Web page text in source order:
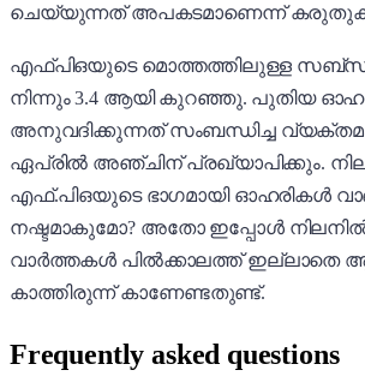
ചെയ്യുന്നത് അപകടമാണെന്ന്
എഫ്‌പിഒയുടെ മൊത്തത്തിലുള്ള
നിന്നും 3.4 ആയി കുറഞ്ഞു. പുതിയ
അനുവദിക്കുന്നത് സംബന്ധിച്ച
ഏപ്രിൽ അഞ്ചിന് പ്രഖ്യാപിക്കും.
എഫ്.പിഒയുടെ ഭാഗമായി ഓഹരികൾ
നഷ്ടമാകുമോ? അതോ ഇപ്പോൾ
വാർത്തകൾ പിൽക്കാലത്ത് ഇല്ലാതെ
കാത്തിരുന്ന് കാണേണ്ടതുണ്ട്.
Frequently asked questions